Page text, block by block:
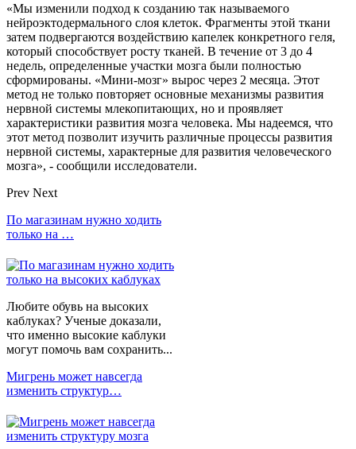
«Мы изменили подход к созданию так называемого
нейроэктодермального слоя клеток. Фрагменты этой ткани
затем подвергаются воздействию капелек конкретного геля,
который способствует росту тканей. В течение от 3 до 4
недель, определенные участки мозга были полностью
сформированы. «Мини-мозг» вырос через 2 месяца. Этот
метод не только повторяет основные механизмы развития
нервной системы млекопитающих, но и проявляет
характеристики развития мозга человека. Мы надеемся, что
этот метод позволит изучить различные процессы развития
нервной системы, характерные для развития человеческого
мозга», - сообщили исследователи.
Prev Next
По магазинам нужно ходить
только на …
Любите обувь на высоких
каблуках? Ученые доказали,
что именно высокие каблуки
могут помочь вам сохранить...
Мигрень может навсегда
изменить структур…